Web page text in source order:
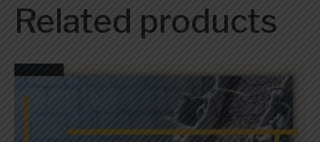
Related products